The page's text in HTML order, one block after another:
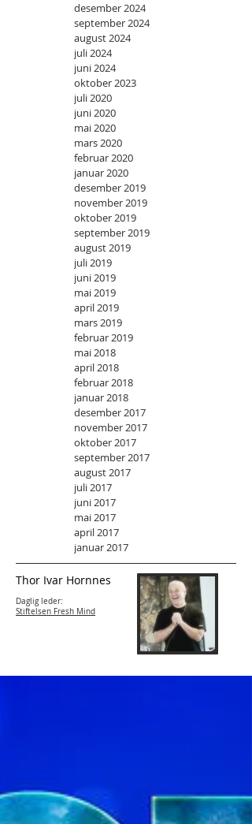
Thor Ivar Hornnes
Daglig leder:
Stiftelsen Fresh Mind
desember 2024
september 2024
august 2024
juli 2024
juni 2024
oktober 2023
juli 2020
juni 2020
mai 2020
mars 2020
februar 2020
januar 2020
desember 2019
november 2019
oktober 2019
september 2019
august 2019
juli 2019
juni 2019
mai 2019
april 2019
mars 2019
februar 2019
mai 2018
april 2018
februar 2018
januar 2018
desember 2017
november 2017
oktober 2017
september 2017
august 2017
juli 2017
juni 2017
mai 2017
april 2017
januar 2017